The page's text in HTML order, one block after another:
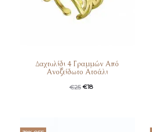
Δαχτυλίδι 4 Γραμμών Από
Ανοξείδωτο Ατσάλι
€25 €18